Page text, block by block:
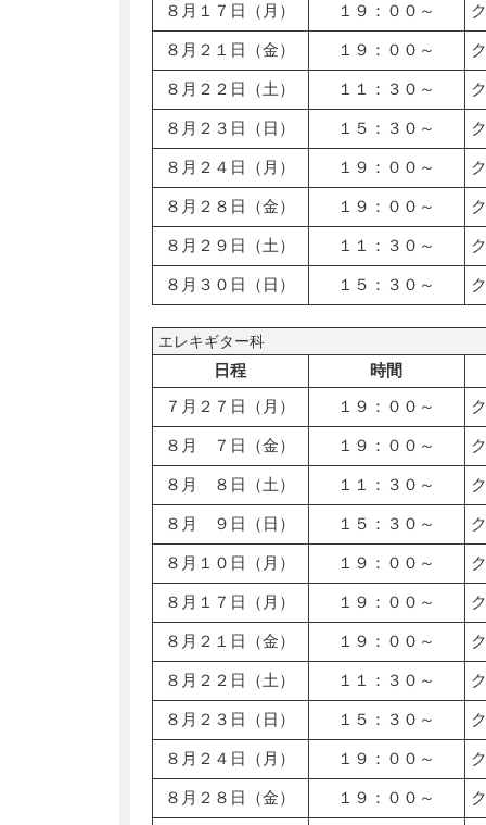
８月１７日（月） １９：００～
８月２１日（金） １９：００～
８月２２日（土） １１：３０～
８月２３日（日） １５：３０～
８月２４日（月） １９：００～
８月２８日（金） １９：００～
８月２９日（土） １１：３０～
８月３０日（日） １５：３０～
エレキギター科
日程
時間
７月２７日（月）
１９：００～
８月 ７日（金） １９：００～
８月 ８日（土） １１：３０～
８月 ９日（日） １５：３０～
８月１０日（月） １９：００～
８月１７日（月） １９：００～
８月２１日（金） １９：００～
８月２２日（土） １１：３０～
８月２３日（日） １５：３０～
８月２４日（月） １９：００～
８月２８日（金） １９：００～